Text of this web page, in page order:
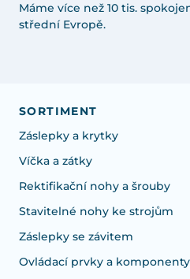
Máme více než 10 tis.
střední Evropě.
SORTIMENT
Záslepky a krytky
Víčka a zátky
Rektifikační nohy a šrouby
Stavitelné nohy ke strojům
Záslepky se závitem
Ovládací prvky a komponenty